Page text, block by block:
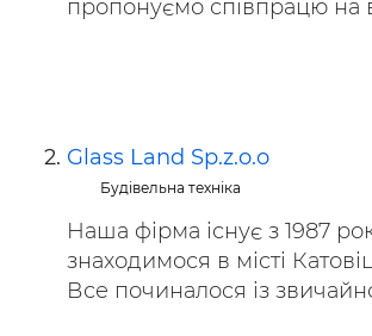
пропонуємо співпрацю на
Glass Land Sp.z.o.o
Будівельна техніка
Наша фірма існує з 1987
знаходимося в місті
Все починалося із